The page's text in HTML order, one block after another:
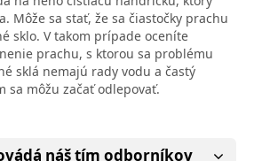
Môže sa stať, že sa čiastočky prachu
sklo. V takom prípade oceníte
prachu, s ktorou sa problému
sklá nemajú rady vodu a častý
sa môžu začať odlepovať.
náš tím odborníkov